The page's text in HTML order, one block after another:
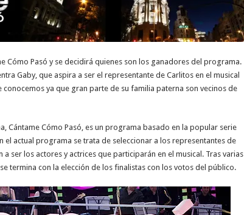
Cómo Pasó y se decidirá quienes son los ganadores del programa.
Gaby, que aspira a ser el representante de Carlitos en el musical
ya que gran parte de su familia paterna son vecinos de
Cántame Cómo Pasó, es un programa basado en la popular serie
el actual programa se trata de seleccionar a los representantes de
a ser los actores y actrices que participarán en el musical. Tras varias
termina con la elección de los finalistas con los votos del público.